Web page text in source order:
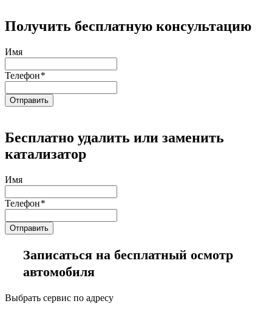
Получить бесплатную консультацию
Имя
Телефон*
Бесплатно удалить или заменить
катализатор
Имя
Телефон*
Записаться на бесплатный осмотр
автомобиля
Выбрать сервис по адресу